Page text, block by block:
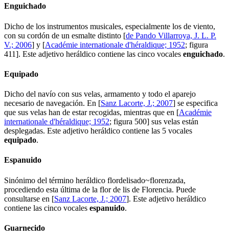
Enguichado
Dicho de los instrumentos musicales, especialmente los de viento,
con su cordón de un esmalte distinto [de Pando Villarroya, J. L. P.
V.; 2006] y [Académie internationale d'héraldique; 1952; figura
411]. Este adjetivo heráldico contiene las cinco vocales enguichado.
Equipado
Dicho del navío con sus velas, armamento y todo el aparejo
necesario de navegación. En [Sanz Lacorte, J.; 2007] se especifica
que sus velas han de estar recogidas, mientras que en [Académie
internationale d'héraldique; 1952; figura 500] sus velas están
desplegadas. Este adjetivo heráldico contiene las 5 vocales
equipado.
Espanuido
Sinónimo del término heráldico flordelisado~florenzada,
procediendo esta última de la flor de lis de Florencia. Puede
consultarse en [Sanz Lacorte, J.; 2007]. Este adjetivo heráldico
contiene las cinco vocales espanuido.
Guarnecido